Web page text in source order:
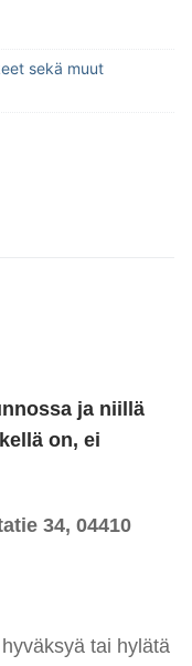
sekä muut
ja niillä
on, ei
34, 04410
tai hylätä